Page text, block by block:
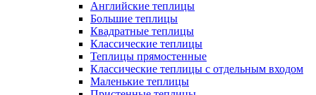
Английские теплицы
Большие теплицы
Квадратные теплицы
Классические теплицы
Теплицы прямостенные
Классические теплицы с отдельным входом
Маленькие теплицы